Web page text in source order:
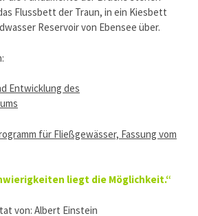
Flussbett der Traun, in ein Kiesbett
Reservoir von Ebensee über.
Entwicklung des
für Fließgewässer, Fassung vom
liegt die Möglichkeit.“
von: Albert Einstein